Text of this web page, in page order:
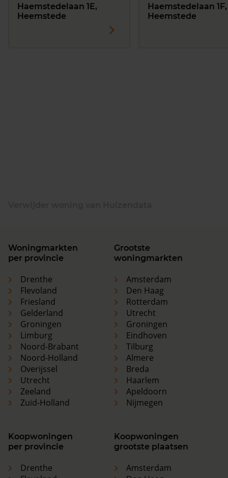
Haemstedelaan 1E,
Heemstede
Haemstedelaan 1F,
Heemstede
Woningmarkten
per provincie
Drenthe
Flevoland
Friesland
Gelderland
Groningen
Limburg
Noord-Brabant
Noord-Holland
Overijssel
Utrecht
Zeeland
Zuid-Holland
Grootste
woningmarkten
Amsterdam
Den Haag
Rotterdam
Utrecht
Groningen
Eindhoven
Tilburg
Almere
Breda
Haarlem
Apeldoorn
Nijmegen
Koopwoningen
per provincie
Drenthe
Koopwoningen
grootste plaatsen
Amsterdam